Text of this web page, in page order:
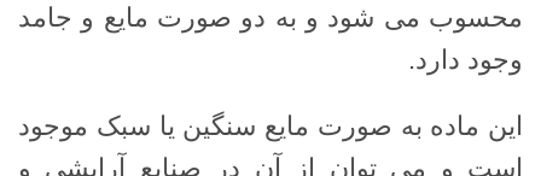
محسوب می شود و به دو صورت مایع و جامد
وجود دارد.
این ماده به صورت مایع سنگین یا سبک موجود
است و می توان از آن در صنایع آرایشی و